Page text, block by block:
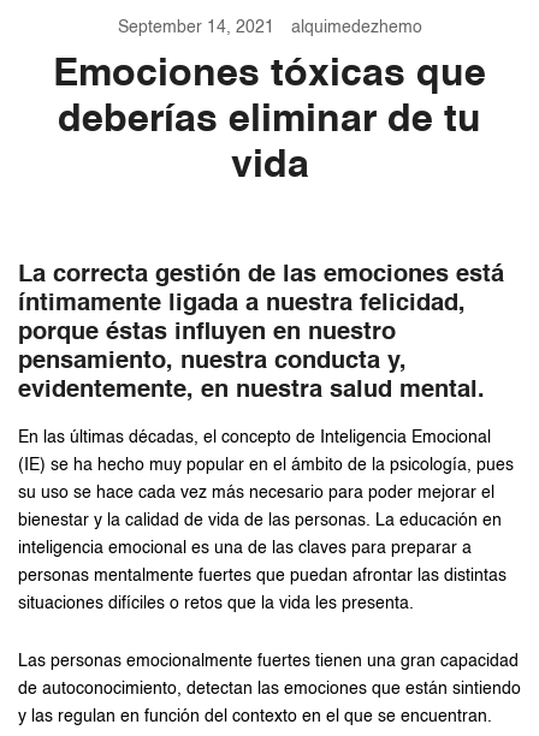
September 14, 2021 alquimedezhemo
Emociones tóxicas que
deberías eliminar de tu
vida
La correcta gestión de las emociones está
íntimamente ligada a nuestra felicidad,
porque éstas influyen en nuestro
pensamiento, nuestra conducta y,
evidentemente, en nuestra salud mental.
En las últimas décadas, el concepto de Inteligencia Emocional
(IE) se ha hecho muy popular en el ámbito de la psicología, pues
su uso se hace cada vez más necesario para poder mejorar el
bienestar y la calidad de vida de las personas. La educación en
inteligencia emocional es una de las claves para preparar a
personas mentalmente fuertes que puedan afrontar las distintas
situaciones difíciles o retos que la vida les presenta.
Las personas emocionalmente fuertes tienen una gran capacidad
de autoconocimiento, detectan las emociones que están sintiendo
y las regulan en función del contexto en el que se encuentran.